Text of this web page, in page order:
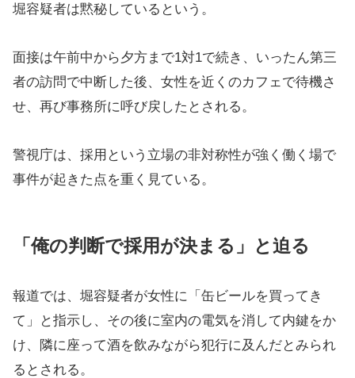
堀容疑者は黙秘しているという。
面接は午前中から夕方まで1対1で続き、いったん第三
者の訪問で中断した後、女性を近くのカフェで待機さ
せ、再び事務所に呼び戻したとされる。
警視庁は、採用という立場の非対称性が強く働く場で
事件が起きた点を重く見ている。
「俺の判断で採用が決まる」と迫る
報道では、堀容疑者が女性に「缶ビールを買ってき
て」と指示し、その後に室内の電気を消して内鍵をか
け、隣に座って酒を飲みながら犯行に及んだとみられ
るとされる。